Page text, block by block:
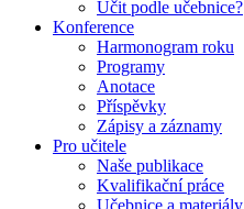
Učit podle učebnice?
Konference
Harmonogram roku
Programy
Anotace
Příspěvky
Zápisy a záznamy
Pro učitele
Naše publikace
Kvalifikační práce
Učebnice a materiály